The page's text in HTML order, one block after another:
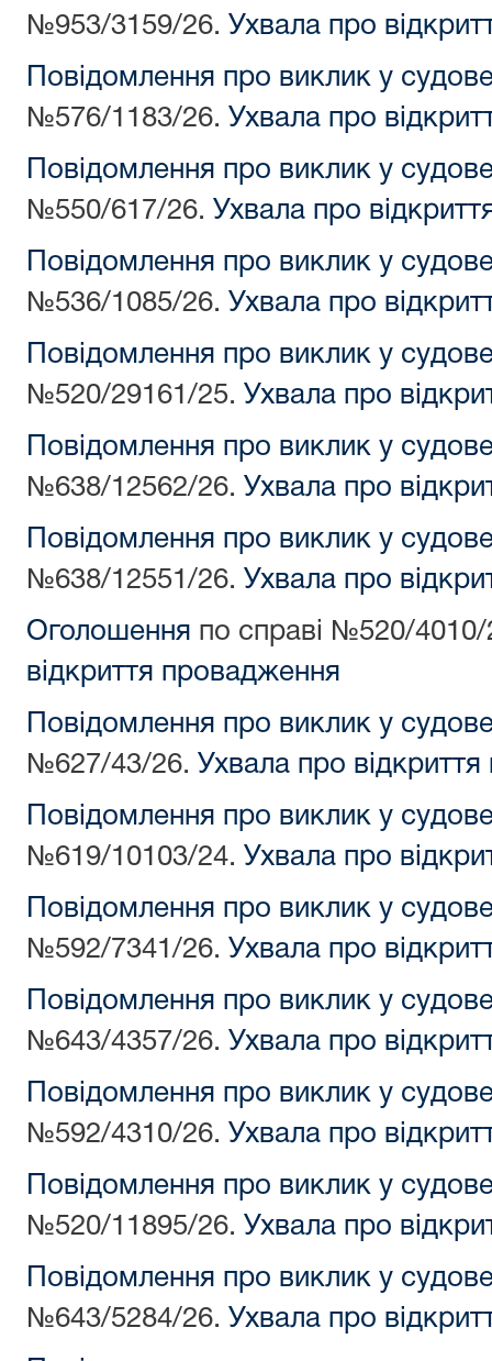
№953/3159/26. Ухвала про
Повідомлення про виклик у
№576/1183/26. Ухвала про
Повідомлення про виклик у
№550/617/26. Ухвала про
Повідомлення про виклик у
№536/1085/26. Ухвала про
Повідомлення про виклик у
№520/29161/25. Ухвала про
Повідомлення про виклик у
№638/12562/26. Ухвала про
Повідомлення про виклик у
№638/12551/26. Ухвала про
Оголошення по справі №520/4010/
відкриття провадження
Повідомлення про виклик у
№627/43/26. Ухвала про
Повідомлення про виклик у
№619/10103/24. Ухвала про
Повідомлення про виклик у
№592/7341/26. Ухвала про
Повідомлення про виклик у
№643/4357/26. Ухвала про
Повідомлення про виклик у
№592/4310/26. Ухвала про
Повідомлення про виклик у
№520/11895/26. Ухвала про
Повідомлення про виклик у
№643/5284/26. Ухвала про